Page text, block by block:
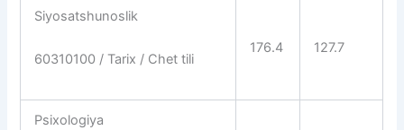
Siyosatshunoslik
60310100 / Tarix / Chet tili
176.4 127.7
Psixologiya